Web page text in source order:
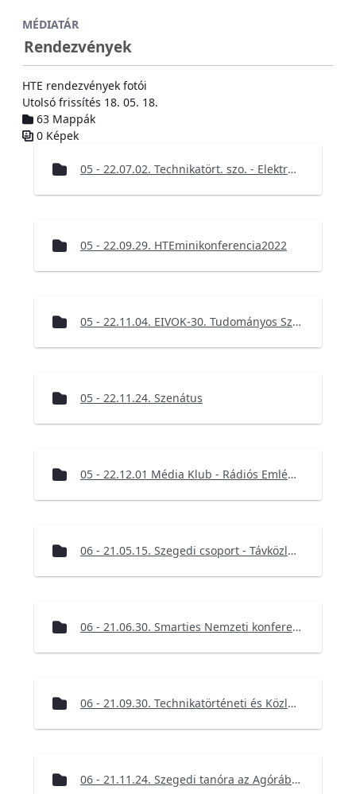
Ugrás a fő tartalomhoz
MÉDIATÁR
Rendezvények
HTE rendezvények fotói
Utolsó frissítés 18. 05. 18.
63 Mappák
0 Képek
05 - 22.07.02. Technikatört. szo. - Elektronikai gyűjtemény Balmazújvárosban
05 - 22.09.29. HTEminikonferencia2022
05 - 22.11.04. EIVOK-30. Tudományos Szakmai Konferencia
05 - 22.11.24. Szenátus
05 - 22.12.01 Média Klub - Rádiós Emlékünnepség
06 - 21.05.15. Szegedi csoport - Távközlési Világnap
06 - 21.06.30. Smarties Nemzeti konferencia
06 - 21.09.30. Technikatörténeti és Közlekedés-hírközlési szakosztály rendezvénye
06 - 21.11.24. Szegedi tanóra az Agórában az informatikatörténeti kiállításon